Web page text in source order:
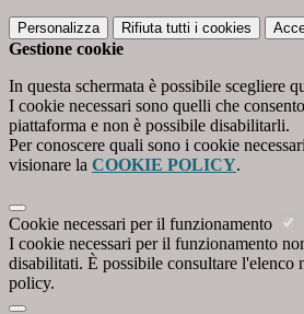
Personalizza Rifiuta tutti i cookies
Gestione cookie
In questa schermata è possibile scegliere
I cookie necessari sono quelli che
piattaforma e non è possibile disabilitarli.
Per conoscere quali sono i cookie
visionare la COOKIE POLICY.
Cookie necessari per il funzionamento
I cookie necessari per il funzionamento
disabilitati. È possibile consultare l'elenco
policy.